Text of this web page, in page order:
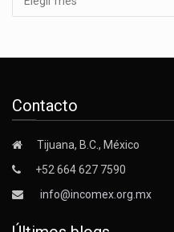
Contacto
Tijuana, B.C., México
+52 664 627 7590
info@incomex.org.mx